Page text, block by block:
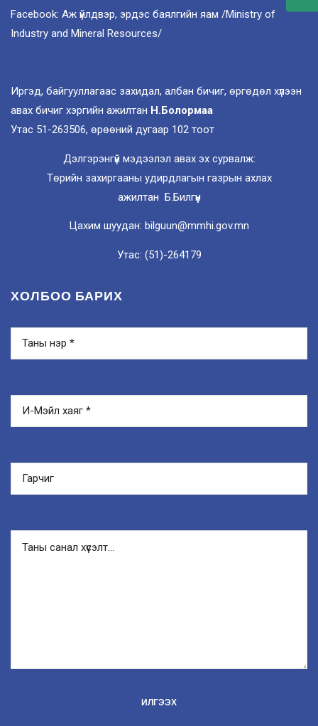
Facebook: Аж үйлдвэр, эрдэс баялгийн яам /Ministry of
Industry and Mineral Resources/
Иргэд, байгууллагаас захидал, албан бичиг, өргөдөл хүлээн
авах бичиг хэргийн ажилтан Н.Болормаа
Утас 51-263506, өрөөний дугаар 102 тоот
Дэлгэрэнгүй мэдээлэл авах эх сурвалж:
Төрийн захиргааны удирдлагын газрын ахлах
ажилтан Б.Билгүүн
Цахим шуудан: bilguun@mmhi.gov.mn
Утас: (51)-264179
ХОЛБОО БАРИХ